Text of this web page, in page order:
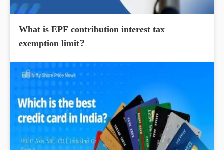
What is EPF contribution interest tax
exemption limit?